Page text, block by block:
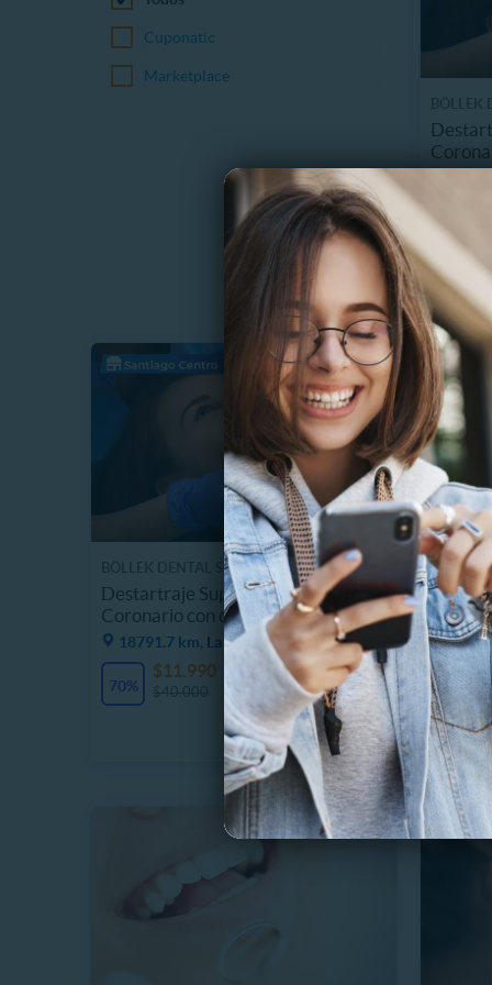
Cuponatic
Marketplace
70%
BÖLLEK DENTAL STUDIO
Destartraje Supragingival + Pulido
Coronario con opción
18791.7 km, La Ligua
70%
2 Vendidos
$11.990
CLÍNICA
50%